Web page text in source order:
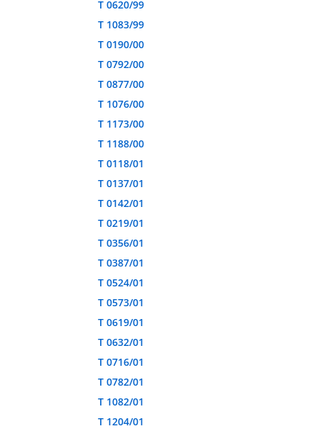
T 0620/99
T 1083/99
T 0190/00
T 0792/00
T 0877/00
T 1076/00
T 1173/00
T 1188/00
T 0118/01
T 0137/01
T 0142/01
T 0219/01
T 0356/01
T 0387/01
T 0524/01
T 0573/01
T 0619/01
T 0632/01
T 0716/01
T 0782/01
T 1082/01
T 1204/01